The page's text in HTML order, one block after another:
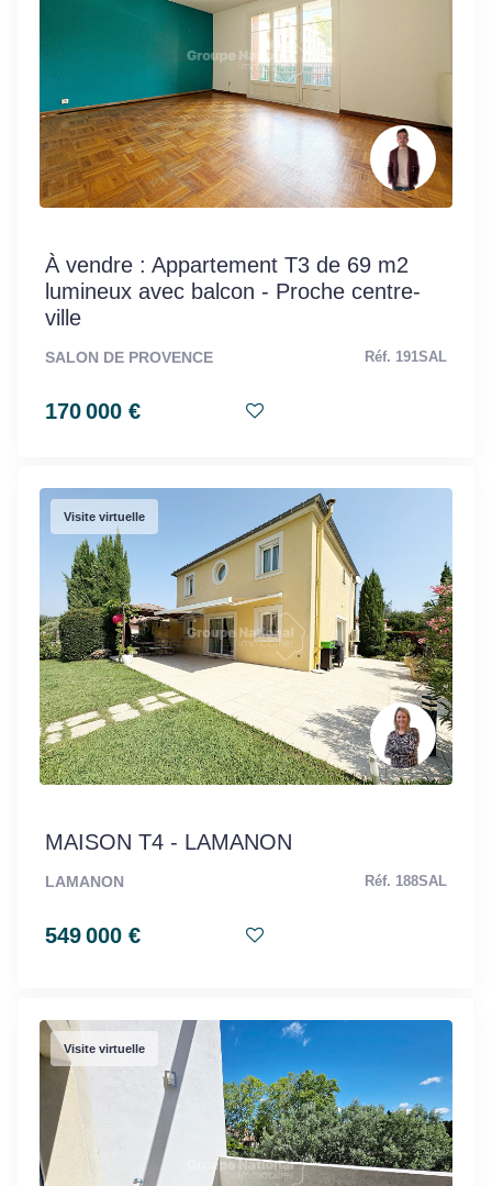
À vendre : Appartement T3 de 69 m2
lumineux avec balcon - Proche centre-
ville
SALON DE PROVENCE Réf. 191SAL
170 000 €
Visite virtuelle
MAISON T4 - LAMANON
LAMANON Réf. 188SAL
549 000 €
Visite virtuelle